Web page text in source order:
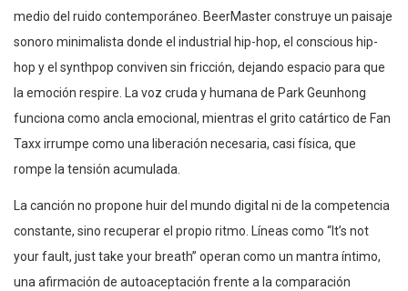
medio del ruido contemporáneo. BeerMaster construye un paisaje
sonoro minimalista donde el industrial hip-hop, el conscious hip-
hop y el synthpop conviven sin fricción, dejando espacio para que
la emoción respire. La voz cruda y humana de Park Geunhong
funciona como ancla emocional, mientras el grito catártico de Fan
Taxx irrumpe como una liberación necesaria, casi física, que
rompe la tensión acumulada.
La canción no propone huir del mundo digital ni de la competencia
constante, sino recuperar el propio ritmo. Líneas como “It’s not
your fault, just take your breath” operan como un mantra íntimo,
una afirmación de autoaceptación frente a la comparación